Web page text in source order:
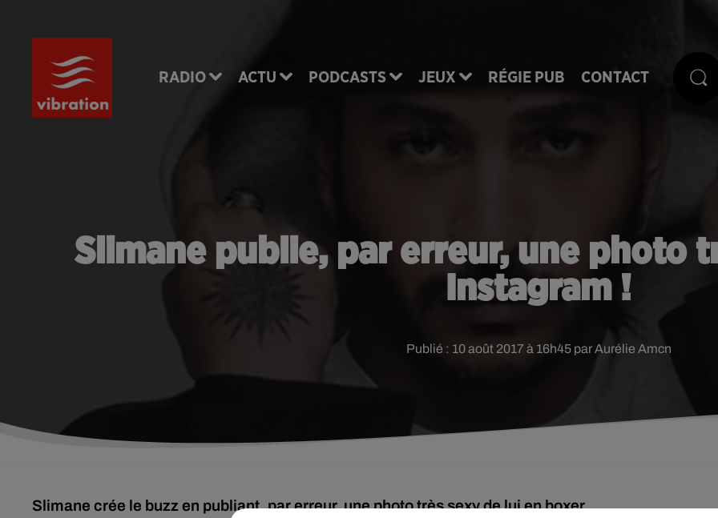
RADIO ACTU PODCASTS JEUX RÉGIE PUB CONTACT
Slimane publie, par erreur, une photo
Instagram !
Publié : 10 août 2017 à 16h45 par Aurélie Amcn
Slimane crée le buzz en publiant, par erreur, une photo très sexy de lui en boxer...